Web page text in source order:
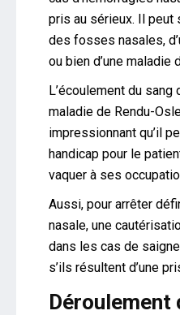
pris au sérieux. Il peut
des fosses nasales,
ou bien d’une maladie
L’écoulement du sang
maladie de Rendu-
impressionnant qu’il
handicap pour le
vaquer à ses
Aussi, pour arrêter
nasale, une
dans les cas de
s’ils résultent d’une
Déroulement